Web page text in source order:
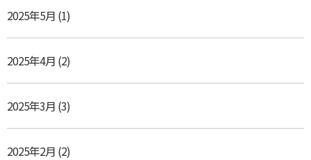
2025年5月 (1)
2025年4月 (2)
2025年3月 (3)
2025年2月 (2)